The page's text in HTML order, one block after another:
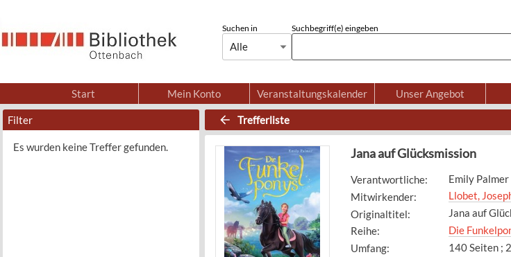
Suchen in
Alle
Suchbegriff(e) eingeben
Start Mein Konto Veranstaltungskalender Unser Angebot
Filter
Es wurden keine Treffer gefunden.
Trefferliste
Jana auf Glücksmission
Verantwortliche:
Emily
Mitwirkender:
Llobet,
Originaltitel:
Jana auf
Reihe:
Die
Umfang:
140 Seiten ;